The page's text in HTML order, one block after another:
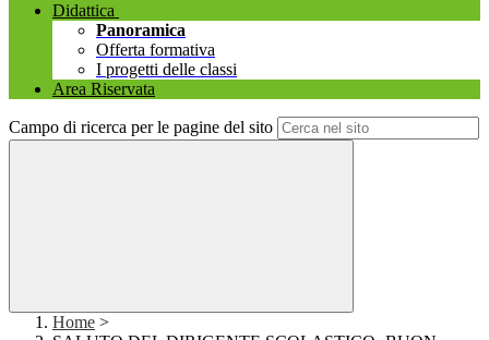
Didattica
Panoramica
Offerta formativa
I progetti delle classi
Area Riservata
Campo di ricerca per le pagine del sito
Home >